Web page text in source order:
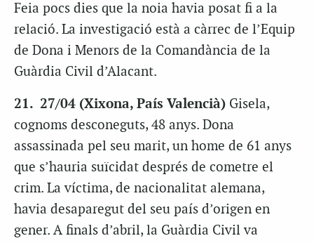
Feia pocs dies que la noia havia posat fi a la
relació. La investigació està a càrrec de l’Equip
de Dona i Menors de la Comandància de la
Guàrdia Civil d’Alacant.
21. 27/04 (Xixona, País Valencià) Gisela,
cognoms desconeguts, 48 anys. Dona
assassinada pel seu marit, un home de 61 anys
que s’hauria suïcidat després de cometre el
crim. La víctima, de nacionalitat alemana,
havia desaparegut del seu país d’origen en
gener. A finals d’abril, la Guàrdia Civil va